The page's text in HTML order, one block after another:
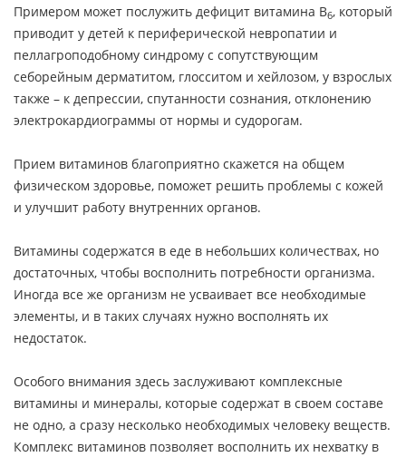
Примером может послужить дефицит витамина B6, который
приводит у детей к периферической невропатии и
пеллагроподобному синдрому с сопутствующим
себорейным дерматитом, глосситом и хейлозом, у взрослых
также – к депрессии, спутанности сознания, отклонению
электрокардиограммы от нормы и судорогам.
Прием витаминов благоприятно скажется на общем
физическом здоровье, поможет решить проблемы с кожей
и улучшит работу внутренних органов.
Витамины содержатся в еде в небольших количествах, но
достаточных, чтобы восполнить потребности организма.
Иногда все же организм не усваивает все необходимые
элементы, и в таких случаях нужно восполнять их
недостаток.
Особого внимания здесь заслуживают комплексные
витамины и минералы, которые содержат в своем составе
не одно, а сразу несколько необходимых человеку веществ.
Комплекс витаминов позволяет восполнить их нехватку в